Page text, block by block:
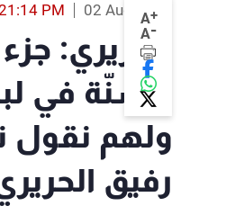
A+
A-
02 Aug 2013
PM
الحريري:
السنّة في
ولهم نقول
رفيق